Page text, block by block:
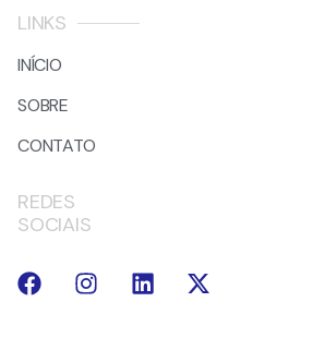
LINKS
INÍCIO
SOBRE
CONTATO
REDES
SOCIAIS